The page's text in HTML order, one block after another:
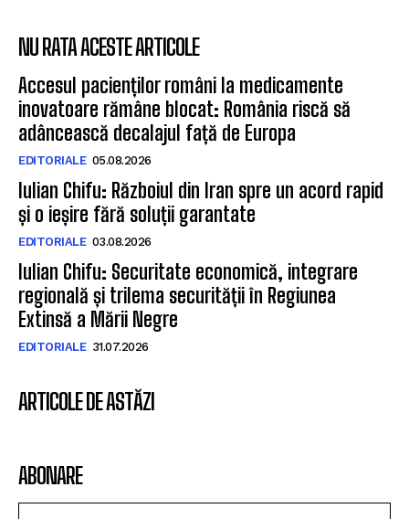
NU RATA ACESTE ARTICOLE
Accesul pacienților români la medicamente
inovatoare rămâne blocat: România riscă să
adâncească decalajul față de Europa
EDITORIALE 05.08.2026
Iulian Chifu: Războiul din Iran spre un acord rapid
și o ieșire fără soluții garantate
EDITORIALE 03.08.2026
Iulian Chifu: Securitate economică, integrare
regională și trilema securității în Regiunea
Extinsă a Mării Negre
EDITORIALE 31.07.2026
ARTICOLE DE ASTĂZI
ABONARE